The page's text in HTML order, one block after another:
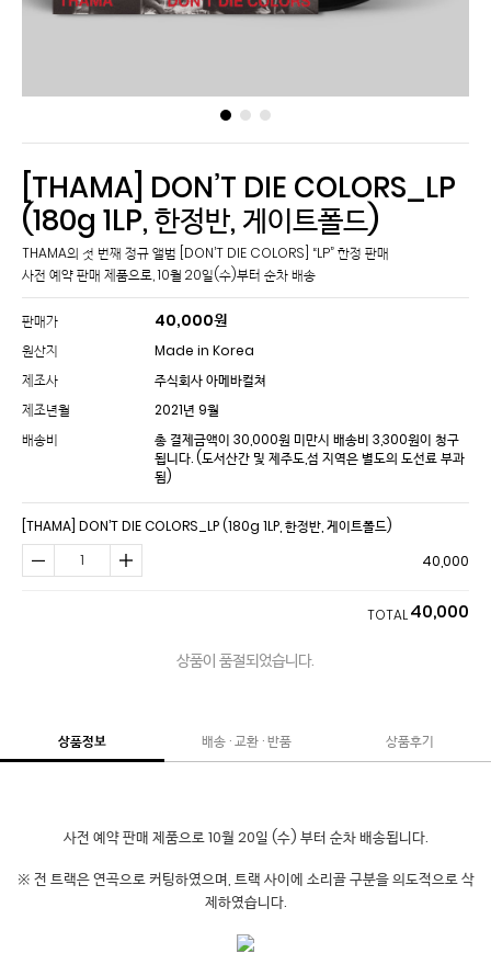
[THAMA] DON’T DIE COLORS_LP
(180g 1LP, 한정반, 게이트폴드)
THAMA의 첫 번째 정규 앨범 [DON’T DIE COLORS] “LP” 한정 판매
판매가 40,000원
원산지
Made in Korea
제조사
주식회사 아메바컬쳐
제조년월
2021년 9월
배송비
총 결제금액이 30,000원 미만시 배송비 3,300원이 청구
됩니다.(도서산간 및 제주도,섬 지역은 별도의 도선료 부과
됨)
[THAMA] DON’T DIE COLORS_LP (180g 1LP, 한정반, 게이트폴드)
40,000
TOTAL40,000
상품이 품절되었습니다.
상품정보 배송 · 교환 · 반품 상품후기
사전 예약 판매 제품으로 10월 20일 (수) 부터 순차 배송됩니다.
※ 전 트랙은 연곡으로 커팅하였으며, 트랙 사이에 소리골 구분을 의도적으로 삭
제하였습니다.